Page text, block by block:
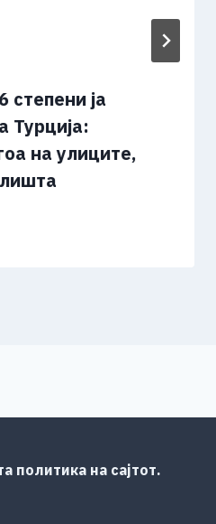
степени ја
Турција:
на улиците,
политика на сајтот.